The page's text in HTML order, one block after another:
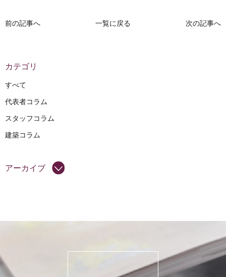
前の記事へ 一覧に戻る 次の記事へ
カテゴリ
すべて
代表者コラム
スタッフコラム
建築コラム
アーカイブ